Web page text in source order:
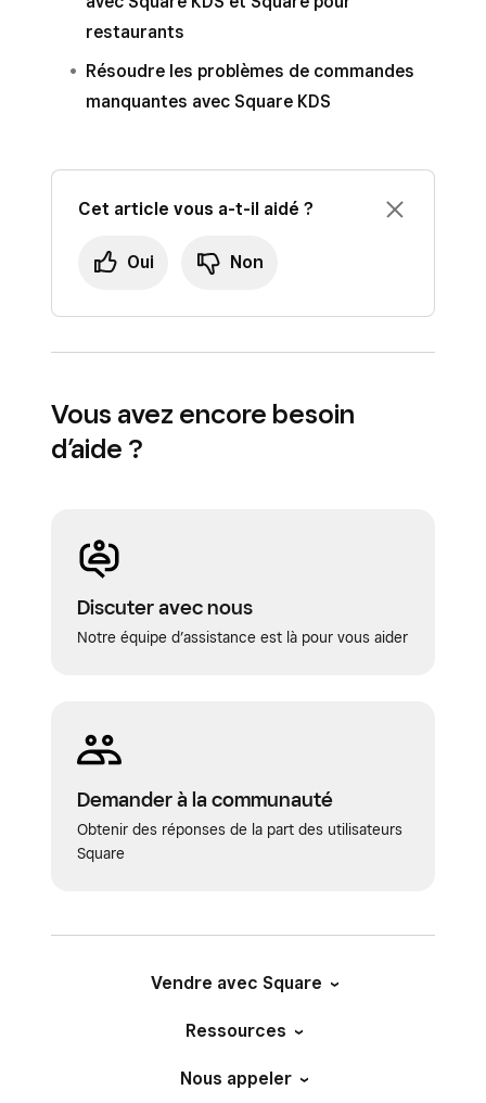
activez les catégories que vous souhaitez
acheminer vers l’écran du Square KDS.
Cliquez surEnregistrer.
acheminer vers l’écran du Square KDS.
restaurants
Résoudre les problèmes de commandes
manquantes avec Square KDS
Cet article vous a-t-il aidé ?
Oui Non
Vous avez encore besoin
d’aide ?
Discuter avec nous
Notre équipe d’assistance est là pour vous aider
Demander à la communauté
Obtenir des réponses de la part des utilisateurs
Square
Vendre avec Square
Ressources
Nous appeler